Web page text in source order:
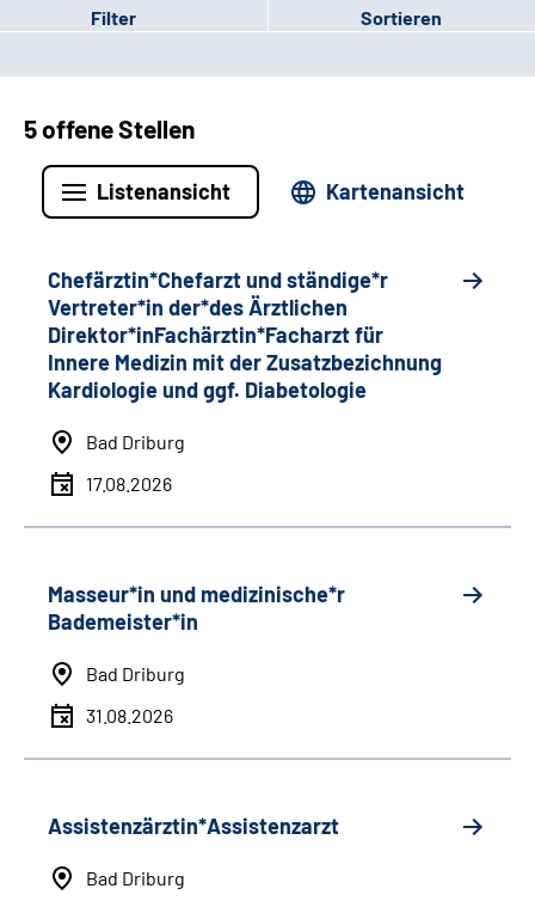
Filter Sortieren
5 offene Stellen
Listenansicht Kartenansicht
Chefärztin*Chefarzt und ständige*r
Vertreter*in der*des Ärztlichen
Direktor*inFachärztin*Facharzt für
Innere Medizin mit der Zusatzbezichnung
Kardiologie und ggf. Diabetologie
Bad Driburg
17.08.2026
Masseur*in und medizinische*r
Bademeister*in
Bad Driburg
31.08.2026
Assistenzärztin*Assistenzarzt
Bad Driburg